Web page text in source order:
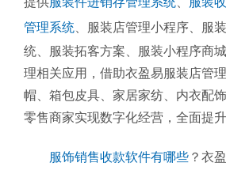
管理系统
服装店管理小程序、服
统、服装拓客方案、服装小程序商
理相关应用，借助衣盈易服装店管
帽、箱包皮具、家居家纺、内衣配
零售商家实现数字化经营，全面提
服饰销售收款软件有哪些 ？衣